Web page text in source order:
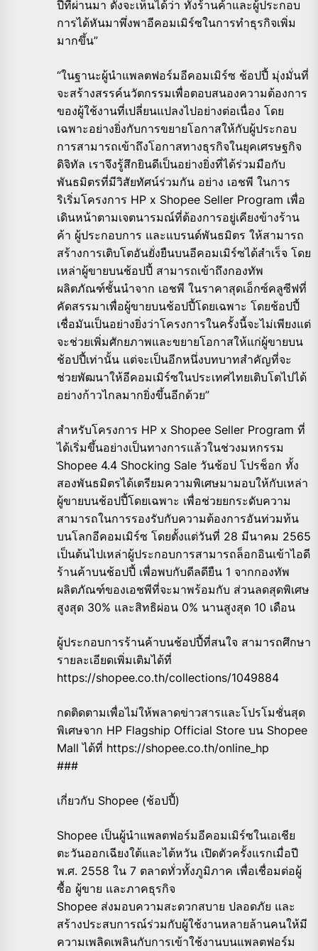
ปีที่ผ่านมา ดังจะเห็นได้ว่า ทั้งร้านค้าและผู้ประกอบ
การได้หันมาพึ่งพาอีคอมเมิร์ซในการทำธุรกิจเพิ่ม
มากขึ้น”
“ในฐานะผู้นำแพลตฟอร์มอีคอมเมิร์ซ ช้อปปี้ มุ่งมั่นที่
จะสร้างสรรค์นวัตกรรมเพื่อตอบสนองความต้องการ
ของผู้ใช้งานที่เปลี่ยนแปลงไปอย่างต่อเนื่อง โดย
เฉพาะอย่างยิ่งกับการขยายโอกาสให้กับผู้ประกอบ
การสามารถเข้าถึงโอกาสทางธุรกิจในยุคเศรษฐกิจ
ดิจิทัล เราจึงรู้สึกยินดีเป็นอย่างยิ่งที่ได้ร่วมมือกับ
พันธมิตรที่มีวิสัยทัศน์ร่วมกัน อย่าง เอชพี ในการ
ริเริ่มโครงการ HP x Shopee Seller Program เพื่อ
เดินหน้าตามเจตนารมณ์ที่ต้องการอยู่เคียงข้างร้าน
ค้า ผู้ประกอบการ และแบรนด์พันธมิตร ให้สามารถ
สร้างการเติบโตอันยั่งยืนบนอีคอมเมิร์ซได้สำเร็จ โดย
เหล่าผู้ขายบนช้อปปี้ สามารถเข้าถึงกองทัพ
ผลิตภัณฑ์ชั้นนำจาก เอชพี ในราคาสุดเอ็กซ์คลูซีฟที่
คัดสรรมาเพื่อผู้ขายบนช้อปปี้โดยเฉพาะ โดยช้อปปี้
เชื่อมันเป็นอย่างยิ่งว่าโครงการในครั้งนี้จะไม่เพียงแต่
จะช่วยเพิ่มศักยภาพและขยายโอกาสให้แก่ผู้ขายบน
ช้อปปี้เท่านั้น แต่จะเป็นอีกหนึ่งบทบาทสำคัญที่จะ
ช่วยพัฒนาให้อีคอมเมิร์ซในประเทศไทยเติบโตไปได้
อย่างก้าวไกลมากยิ่งขึ้นอีกด้วย”
สำหรับโครงการ HP x Shopee Seller Program ที่
ได้เริ่มขึ้นอย่างเป็นทางการแล้วในช่วงมหกรรม
Shopee 4.4 Shocking Sale วันช้อป โปรช็อก ทั้ง
สองพันธมิตรได้เตรียมความพิเศษมามอบให้กับเหล่า
ผู้ขายบนช้อปปี้โดยเฉพาะ เพื่อช่วยยกระดับความ
สามารถในการรองรับกับความต้องการอันท่วมท้น
บนโลกอีคอมเมิร์ซ โดยตั้งแต่วันที่ 28 มีนาคม 2565
เป็นต้นไปเหล่าผู้ประกอบการสามารถล็อกอินเข้าไอดี
ร้านค้าบนช้อปปี้ เพื่อพบกับดีลดียืน 1 จากกองทัพ
ผลิตภัณฑ์ของเอชพีที่จะมาพร้อมกับ ส่วนลดสุดพิเศษ
สูงสุด 30% และสิทธิผ่อน 0% นานสูงสุด 10 เดือน
ผู้ประกอบการร้านค้าบนช้อปปี้ที่สนใจ สามารถศึกษา
รายละเอียดเพิ่มเติมได้ที่
https://shopee.co.th/collections/1049884
กดติดตามเพื่อไม่ให้พลาดข่าวสารและโปรโมชั่นสุด
พิเศษจาก HP Flagship Official Store บน Shopee
Mall ได้ที่ https://shopee.co.th/online_hp
###
เกี่ยวกับ Shopee (ช้อปปี้)
Shopee เป็นผู้นำแพลตฟอร์มอีคอมเมิร์ซในเอเชีย
ตะวันออกเฉียงใต้และไต้หวัน เปิดตัวครั้งแรกเมื่อปี
พ.ศ. 2558 ใน 7 ตลาดทั่วทั้งภูมิภาค เพื่อเชื่อมต่อผู้
ซื้อ ผู้ขาย และภาคธุรกิจ
Shopee ส่งมอบความสะดวกสบาย ปลอดภัย และ
สร้างประสบการณ์ร่วมกับผู้ใช้งานหลายล้านคนให้มี
ความเพลิดเพลินกับการเข้าใช้งานบนแพลตฟอร์ม